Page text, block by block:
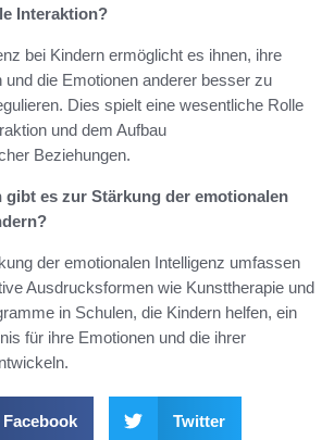
Interaktion?
bei Kindern ermöglicht es ihnen, ihre
und die Emotionen anderer besser zu
Dies spielt eine wesentliche Rolle
und dem Aufbau
Beziehungen.
gibt es zur Stärkung der emotionalen
der emotionalen Intelligenz umfassen
Ausdrucksformen wie Kunsttherapie und
in Schulen, die Kindern helfen, ein
für ihre Emotionen und die ihrer
Facebook Twitter